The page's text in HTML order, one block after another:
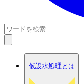
仮設水処理とは